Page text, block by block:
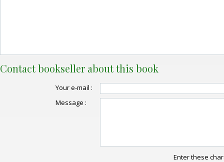
Contact bookseller about this book
Your e-mail :
Message :
Enter these